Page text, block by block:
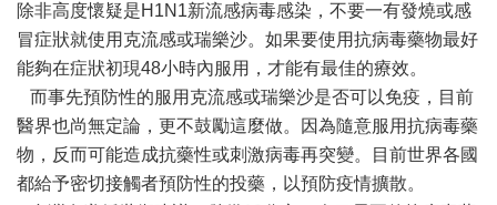
除非高度懷疑是H1N1新流感病毒感染，不要一有發燒或感
冒症狀就使用克流感或瑞樂沙。如果要使用抗病毒藥物最好
能夠在症狀初現48小時內服用，才能有最佳的療效。
而事先預防性的服用克流感或瑞樂沙是否可以免疫，目前
醫界也尚無定論，更不鼓勵這麼做。因為隨意服用抗病毒藥
物，反而可能造成抗藥性或刺激病毒再突變。目前世界各國
都給予密切接觸者預防性的投藥，以預防疫情擴散。